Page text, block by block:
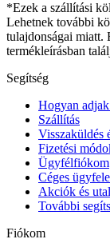
*Ezek a szállítási
Lehetnek további
tulajdonságai miatt.
termékleírásban
Segítség
Hogyan
Szállítás
Visszaküldés
Fizetési
Ügyfélfiókom
Céges
Akciók és
További
Fiókom